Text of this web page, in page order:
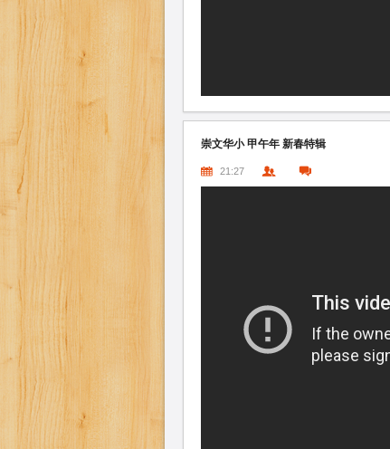
崇文华小 甲午年 新春特辑
21:27